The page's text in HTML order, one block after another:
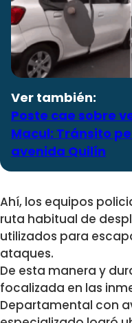
Ver también:
Poste cae sobre
Macul: Tránsito
avenida Quilín
Ahí, los equipos
ruta habitual de
utilizados para
ataques.
De esta manera y
focalizada en las
Departamental con